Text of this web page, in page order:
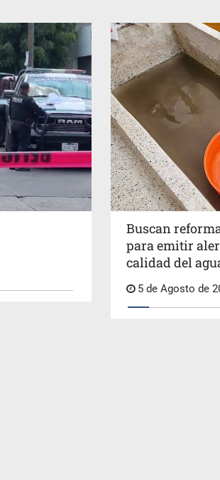
Buscan
para emitir
calidad del
5 de Agosto de